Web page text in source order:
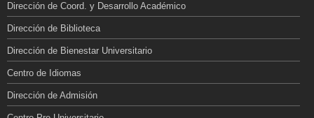
Dirección de Coord. y Desarrollo Académico
Dirección de Biblioteca
Dirección de Bienestar Universitario
Centro de Idiomas
Dirección de Admisión